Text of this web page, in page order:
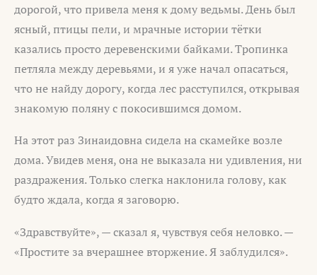
дорогой, что привела меня к дому ведьмы. День был
ясный, птицы пели, и мрачные истории тётки
казались просто деревенскими байками. Тропинка
петляла между деревьями, и я уже начал опасаться,
что не найду дорогу, когда лес расступился, открывая
знакомую поляну с покосившимся домом.
На этот раз Зинаидовна сидела на скамейке возле
дома. Увидев меня, она не выказала ни удивления, ни
раздражения. Только слегка наклонила голову, как
будто ждала, когда я заговорю.
«Здравствуйте», — сказал я, чувствуя себя неловко. —
«Простите за вчерашнее вторжение. Я заблудился».